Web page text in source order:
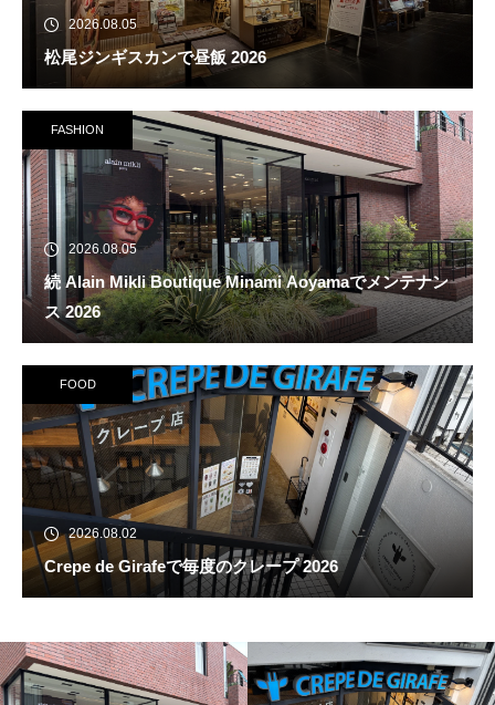
2026.08.05
松尾ジンギスカンで昼飯 2026
FASHION
2026.08.05
続 Alain Mikli Boutique Minami Aoyamaでメンテナン
ス 2026
FOOD
2026.08.02
Crepe de Girafeで毎度のクレープ 2026
続 Alain Mikli Boutique Minami A